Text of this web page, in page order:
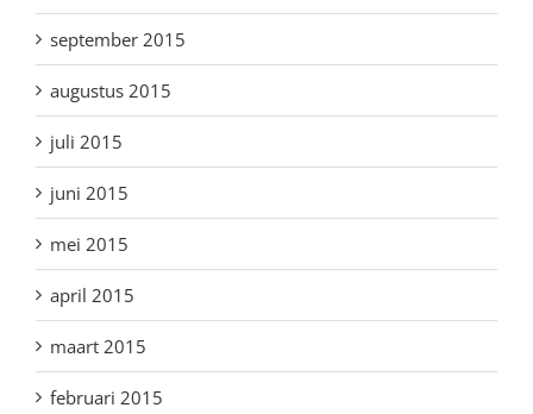
september 2015
augustus 2015
juli 2015
juni 2015
mei 2015
april 2015
maart 2015
februari 2015